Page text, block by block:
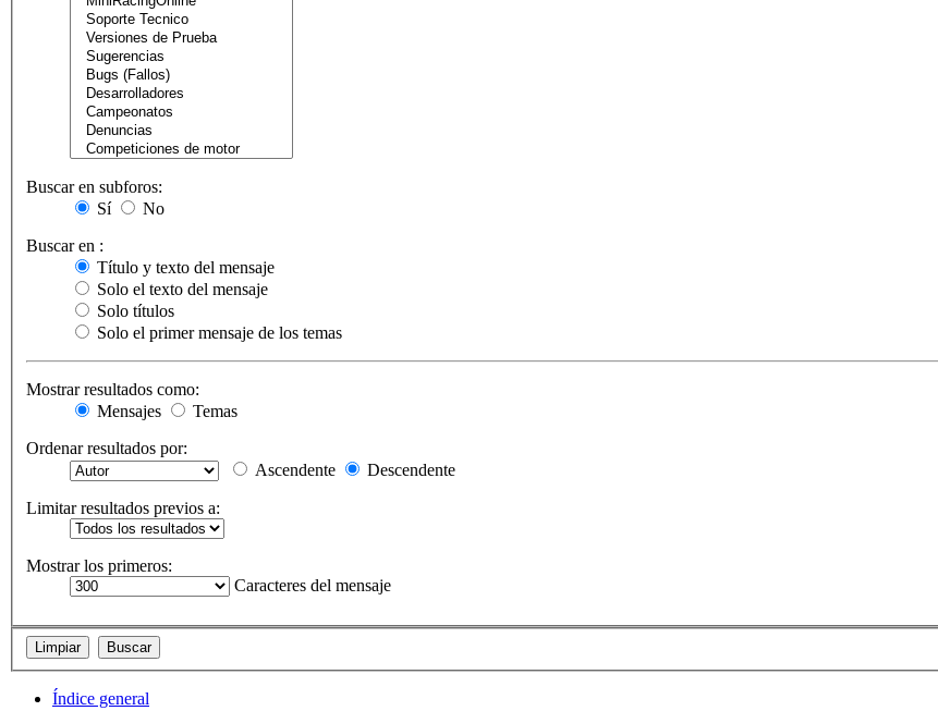
Buscar en subforos:
Sí
No
Buscar en :
Título y texto del mensaje
Solo el texto del mensaje
Solo títulos
Solo el primer mensaje de los temas
Mostrar resultados como:
Mensajes
Temas
Ordenar resultados por:
Ascendente
Descendente
Limitar resultados previos a:
Mostrar los primeros:
Caracteres del mensaje
Índice general